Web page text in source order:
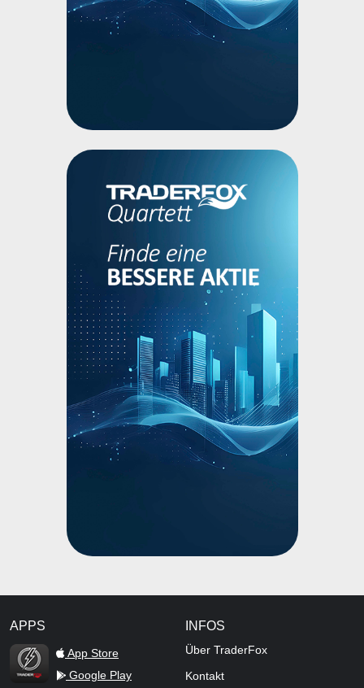
APPS
TraderFox Flash
App Store
Google Play
INFOS
Über TraderFox
Kontakt